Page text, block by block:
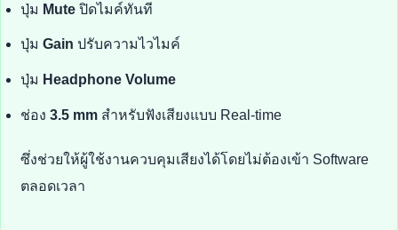
ปุ่ม Mute ปิดไมค์ทันที
ปุ่ม Gain ปรับความไวไมค์
ปุ่ม Headphone Volume
ช่อง 3.5 mm สำหรับฟังเสียงแบบ Real-time
ซึ่งช่วยให้ผู้ใช้งานควบคุมเสียงได้โดยไม่ต้องเข้า Software
ตลอดเวลา